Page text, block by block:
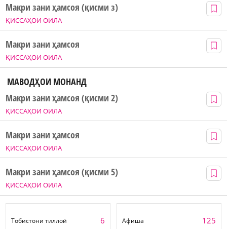
ҚИССАҲОИ ОИЛА
Макри зани ҳамсоя (қисми з)
ҚИССАҲОИ ОИЛА
Макри зани ҳамсоя
МАВОДҲОИ МОНАНД
ҚИССАҲОИ ОИЛА
Макри зани ҳамсоя (қисми 2)
ҚИССАҲОИ ОИЛА
Макри зани ҳамсоя
ҚИССАҲОИ ОИЛА
Макри зани ҳамсоя (қисми 5)
Тобистони тиллоӣ 6 Афиша 125